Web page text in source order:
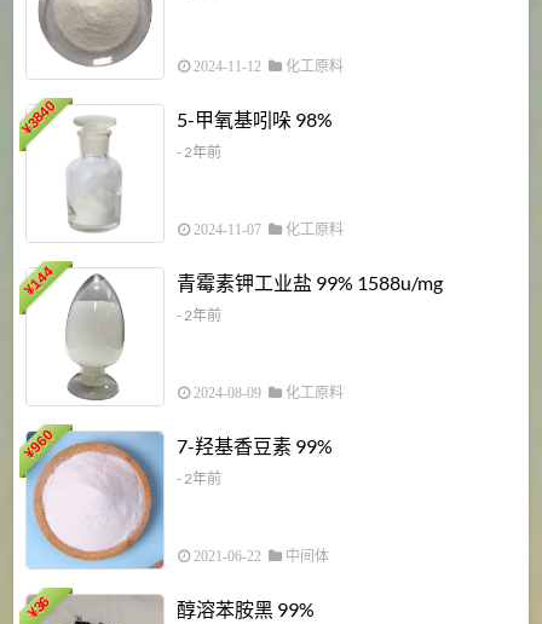
2024-11-12 化工原料
¥
3840 5-甲氧基吲哚 98%
- 2年前
2024-11-07 化工原料
¥
144 青霉素钾工业盐 99% 1588u/mg
- 2年前
2024-08-09 化工原料
¥
960 7-羟基香豆素 99%
- 2年前
2021-06-22 中间体
¥
36 醇溶苯胺黑 99%